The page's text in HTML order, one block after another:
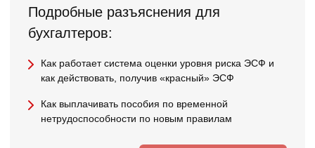
Подробные разъяснения для
бухгалтеров:
Как работает система оценки уровня риска ЭСФ и
как действовать, получив «красный» ЭСФ
Как выплачивать пособия по временной
нетрудоспособности по новым правилам